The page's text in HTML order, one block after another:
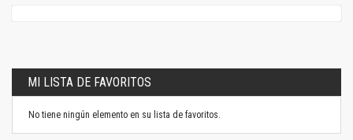
MI LISTA DE FAVORITOS
No tiene ningún elemento en su lista de favoritos.